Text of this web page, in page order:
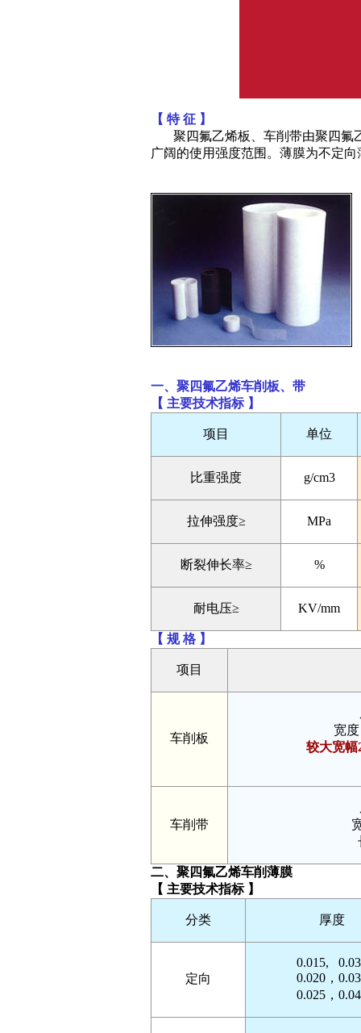
【 特 征 】
聚四氟乙烯板、车削带由聚四氟
广阔的使用强度范围。薄膜为不定
一、聚四氟乙烯车削板、带
【 主要技术指标 】
项目 单位
比重强度 g/cm3
拉伸强度≥ MPa
断裂伸长率≥ %
耐电压≥ KV/mm
【 规 格 】
项目
车削板
宽度
较大宽幅
车削带
二、聚四氟乙烯车削薄膜
【 主要技术指标 】
分类 厚度
定向
0.015,
0.020，
0.025，